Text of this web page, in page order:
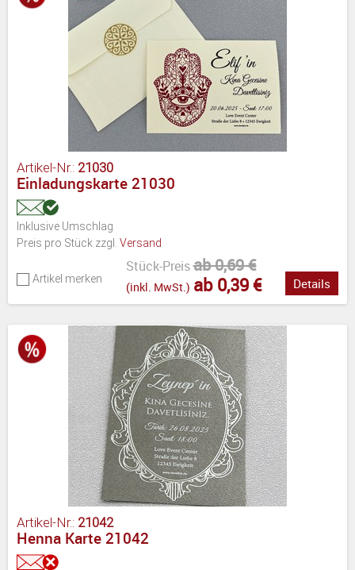
Artikel-Nr.: 21030
Einladungskarte 21030
Inklusive Umschlag
Preis pro Stück zzgl. Versand
Artikel merken
Stück-Preisab 0,69 €
(inkl. MwSt.) ab 0,39 € Details
Artikel-Nr.: 21042
Henna Karte 21042